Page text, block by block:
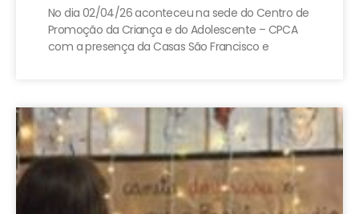
No dia 02/04/26 aconteceu na sede do Centro de
Promoção da Criança e do Adolescente – CPCA
com a presença da Casas São Francisco e